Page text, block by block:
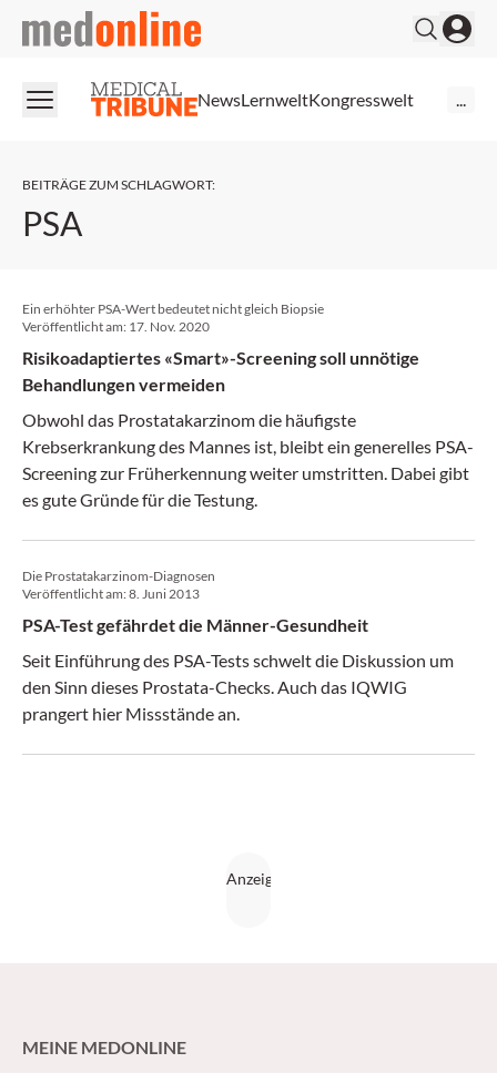
medonline
NewsLernweltKongresswelt
BEITRÄGE ZUM SCHLAGWORT:
PSA
Ein erhöhter PSA-Wert bedeutet nicht gleich Biopsie
Veröffentlicht am: 17. Nov. 2020
Risikoadaptiertes «Smart»-Screening soll unnötige
Behandlungen vermeiden
Obwohl das Prostatakarzinom die häufigste
Krebserkrankung des Mannes ist, bleibt ein generelles PSA-
Screening zur Früherkennung weiter umstritten. Dabei gibt
es gute Gründe für die Testung.
Die Prostatakarzinom-Diagnosen
Veröffentlicht am:8. Juni 2013
PSA-Test gefährdet die Männer-Gesundheit
Seit Einführung des PSA-Tests schwelt die Diskussion um
den Sinn dieses Prostata-Checks. Auch das IQWIG
prangert hier Missstände an.
MEINE MEDONLINE